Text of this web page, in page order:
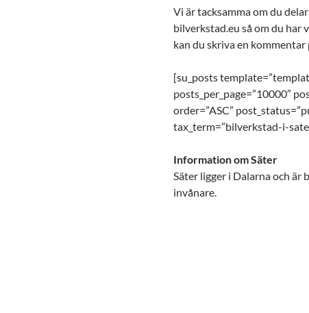
Vi är tacksamma om du
bilverkstad.eu så om du har
kan du skriva en
[su_posts
posts_per_page=”10000″
order=”ASC”
tax_term=”bilverkstad-i-
Information om Säter
Säter ligger i Dalarna och är
invånare.